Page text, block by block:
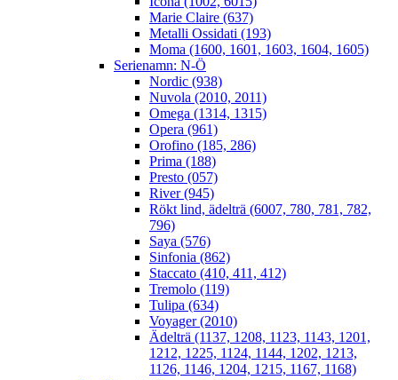
Marie Claire (637)
Metalli Ossidati (193)
Moma (1600, 1601, 1603, 1604, 1605)
Serienamn: N-Ö
Nordic (938)
Nuvola (2010, 2011)
Omega (1314, 1315)
Opera (961)
Orofino (185, 286)
Prima (188)
Presto (057)
River (945)
Rökt lind, ädelträ (6007, 780, 781, 782,
796)
Saya (576)
Sinfonia (862)
Staccato (410, 411, 412)
Tremolo (119)
Tulipa (634)
Voyager (2010)
Ädelträ (1137, 1208, 1123, 1143, 1201,
1212, 1225, 1124, 1144, 1202, 1213,
1126, 1146, 1204, 1215, 1167, 1168)